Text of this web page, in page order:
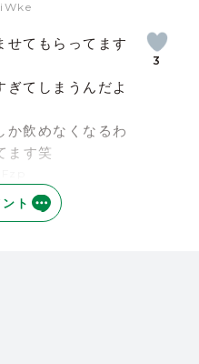
せてもらってます
ぎてしまうんだよ
か飲めなくなるわ
ます笑
3
い元気をもらって
とてもいい子！
ト